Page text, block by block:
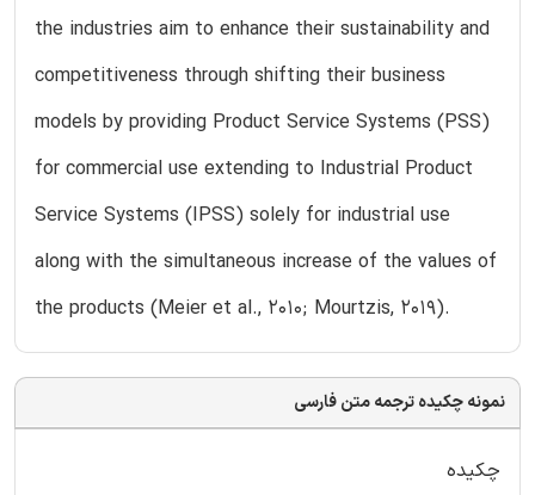
the industries aim to enhance their sustainability and
competitiveness through shifting their business
models by providing Product Service Systems (PSS)
for commercial use extending to Industrial Product
Service Systems (IPSS) solely for industrial use
along with the simultaneous increase of the values of
the products (Meier et al., 2010; Mourtzis, 2019).
نمونه چکیده ترجمه متن فارسی
چکیده